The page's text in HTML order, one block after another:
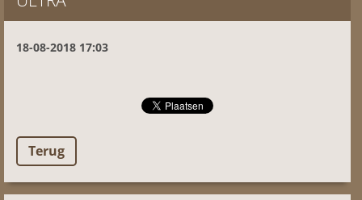
18-08-2018 17:03
Terug